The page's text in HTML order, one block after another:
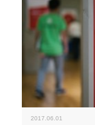
2017.06.01